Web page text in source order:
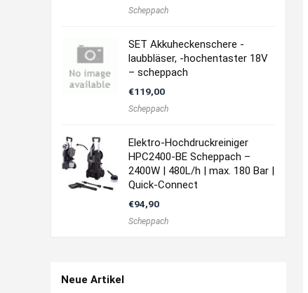
Scheppach
SET Akkuheckenschere -
laubbläser, -hochentaster 18V
– scheppach
€119,00
Scheppach
Elektro-Hochdruckreiniger
HPC2400-BE Scheppach –
2400W | 480L/h | max. 180 Bar |
Quick-Connect
€94,90
Scheppach
Neue Artikel